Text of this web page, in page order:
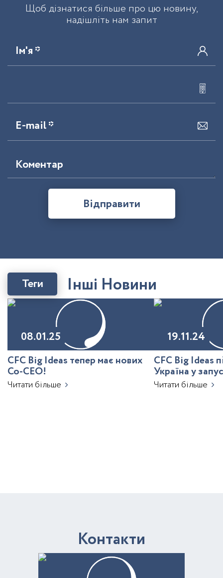
Щоб дізнатися більше про цю новину,
надішліть нам запит
Ім'я *
E-mail *
Коментар
Відправити
Інші Новини
Теги
08.01.25
CFC Big Ideas тепер має нових
Co-CEO!
Читати більше
19.11.24
CFC Big Ideas
Україна у
з ШІ
Читати більше
Контакти